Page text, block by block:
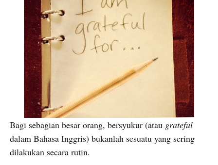
Bagi sebagian besar orang, bersyukur (atau grateful
dalam Bahasa Inggris) bukanlah sesuatu yang sering
dilakukan secara rutin.